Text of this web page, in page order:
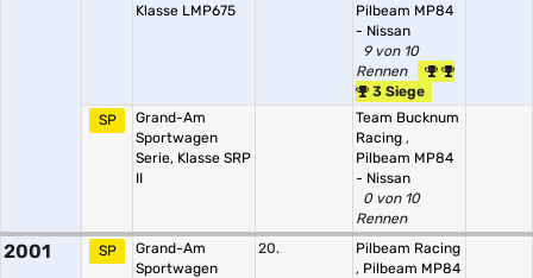
Klasse LMP675
Pilbeam MP84
- Nissan
9 von 10
Rennen
3 Siege
SP
Grand-Am
Sportwagen
Serie, Klasse SRP
II
Team Bucknum
Racing ,
Pilbeam MP84
- Nissan
0 von 10
Rennen
2001 SP
Grand-Am
Sportwagen
20.
Pilbeam Racing
, Pilbeam MP84